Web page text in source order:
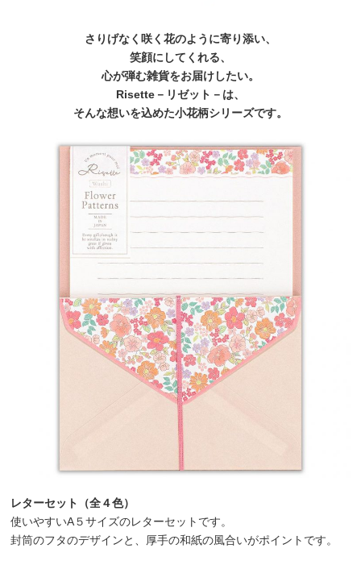
さりげなく咲く花のように寄り添い、
笑顔にしてくれる、
心が弾む雑貨をお届けしたい。
Risette－リゼット－は、
そんな想いを込めた小花柄シリーズです。
レターセット（全４色）
使いやすいA５サイズのレターセットです。
封筒のフタのデザインと、厚手の和紙の風合いがポイントです。